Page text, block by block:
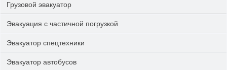
Грузовой эвакуатор
Эвакуация с частичной погрузкой
Эвакуатор спецтехники
Эвакуатор автобусов